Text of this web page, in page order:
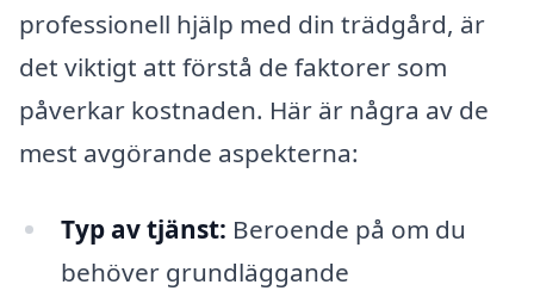
professionell hjälp med din trädgård, är
det viktigt att förstå de faktorer som
påverkar kostnaden. Här är några av de
mest avgörande aspekterna:
Typ av tjänst: Beroende på om du
behöver grundläggande